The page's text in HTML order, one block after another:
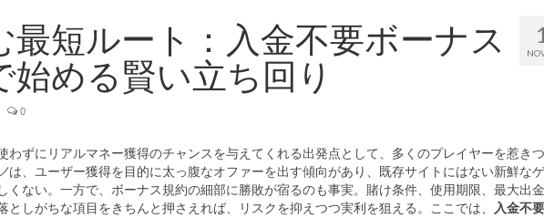
最短ルート：入金不要ボーナス
始める賢い立ち回り
0
わずにリアルマネー獲得のチャンスを与えてくれる出発点として、多くのプレイヤーを惹き
は、ユーザー獲得を目的に太っ腹なオファーを出す傾向があり、既存サイトにはない新鮮な
くない。一方で、ボーナス規約の細部に勝敗が宿るのも事実。賭け条件、使用期限、最大出
としがちな項目をきちんと押さえれば、リスクを抑えつつ実利を狙える。ここでは、
入金不要